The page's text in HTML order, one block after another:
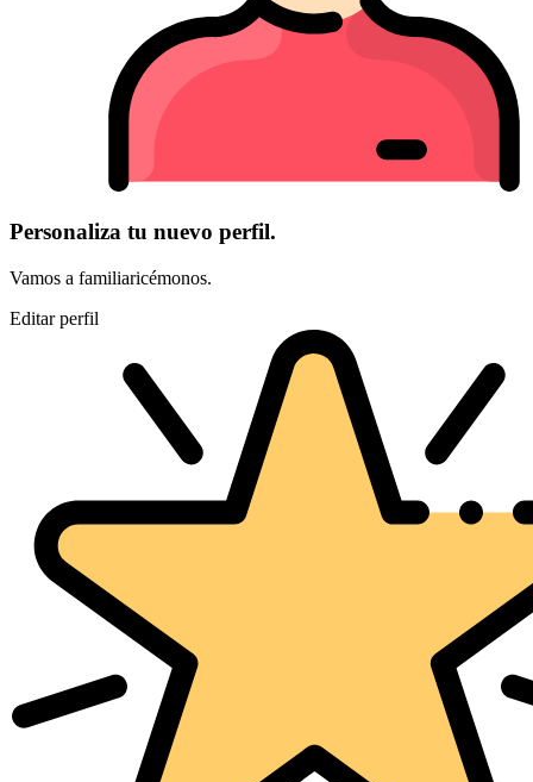
Personaliza tu nuevo perfil.
Vamos a familiaricémonos.
Editar perfil